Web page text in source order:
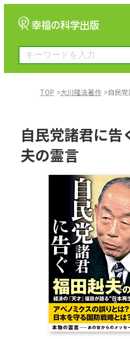
一般書
絵本
CD
DVD・ブルーレイ
雑貨
外国語
TOP 大川隆法著作 自民
自民党諸君に
夫の霊言